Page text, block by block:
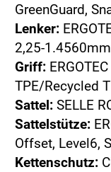
GreenGuard,
Lenker:
2,25-1.4560mm
Griff:
TPE/Recycled
Sattel: SELLE
Sattelstütze:
Offset, Level6,
Kettenschutz: